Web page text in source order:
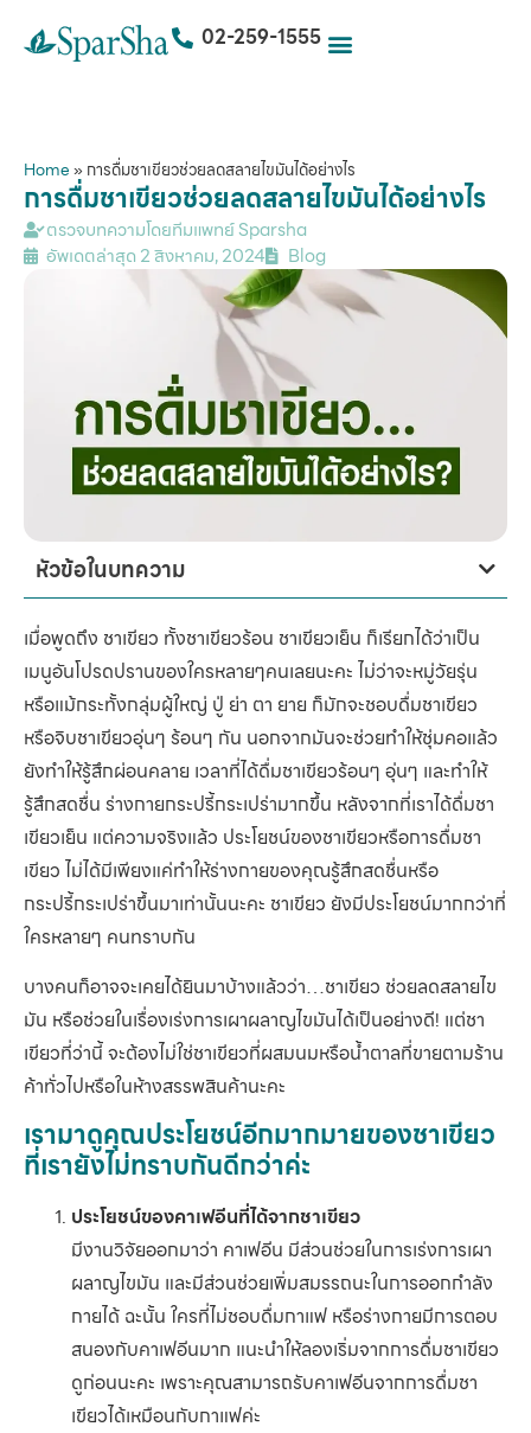
02-259-1555
Home»การดื่มชาเขียวช่วยลดสลายไขมันได้อย่างไร
การดื่มชาเขียวช่วยลดสลายไขมันได้อย่างไร
ตรวจบทความโดยทีมแพทย์ Sparsha
อัพเดตล่าสุด 2 สิงหาคม, 2024 Blog
หัวข้อในบทความ
เมื่อพูดถึง ชาเขียว ทั้งชาเขียวร้อน ชาเขียวเย็น ก็เรียกได้ว่าเป็น
เมนูอันโปรดปรานของใครหลายๆคนเลยนะคะ ไม่ว่าจะหมู่วัยรุ่น
หรือแม้กระทั้งกลุ่มผู้ใหญ่ ปู่ ย่า ตา ยาย ก็มักจะชอบดื่มชาเขียว
หรือจิบชาเขียวอุ่นๆ ร้อนๆ กัน นอกจากมันจะช่วยทำให้ชุ่มคอแล้ว
ยังทำให้รู้สึกผ่อนคลาย เวลาที่ได้ดื่มชาเขียวร้อนๆ อุ่นๆ และทำให้
รู้สึกสดชื่น ร่างกายกระปรี้กระเปร่ามากขึ้น หลังจากที่เราได้ดื่มชา
เขียวเย็น แต่ความจริงแล้ว ประโยชน์ของชาเขียวหรือการดื่มชา
เขียว ไม่ได้มีเพียงแค่ทำให้ร่างกายของคุณรู้สึกสดชื่นหรือ
กระปรี้กระเปร่าขึ้นมาเท่านั้นนะคะ ชาเขียว ยังมีประโยชน์มากกว่าที่
ใครหลายๆ คนทราบกัน
บางคนก็อาจจะเคยได้ยินมาบ้างแล้วว่า…ชาเขียว ช่วยลดสลายไข
มัน หรือช่วยในเรื่องเร่งการเผาผลาญไขมันได้เป็นอย่างดี! แต่ชา
เขียวที่ว่านี้ จะต้องไม่ใช่ชาเขียวที่ผสมนมหรือน้ำตาลที่ขายตามร้าน
ค้าทั่วไปหรือในห้างสรรพสินค้านะคะ
เรามาดูคุณประโยชน์อีกมากมายของชาเขียว
ที่เรายังไม่ทราบกันดีกว่าค่ะ
ประโยชน์ของคาเฟอีนที่ได้จากชาเขียว
มีงานวิจัยออกมาว่า คาเฟอีน มีส่วนช่วยในการเร่งการเผา
ผลาญไขมัน และมีส่วนช่วยเพิ่มสมรรถนะในการออกกำลัง
กายได้ ฉะนั้น ใครที่ไม่ชอบดื่มกาแฟ หรือร่างกายมีการตอบ
สนองกับคาเฟอีนมาก แนะนำให้ลองเริ่มจากการดื่มชาเขียว
ดูก่อนนะคะ เพราะคุณสามารถรับคาเฟอีนจากการดื่มชา
เขียวได้เหมือนกับกาแฟค่ะ